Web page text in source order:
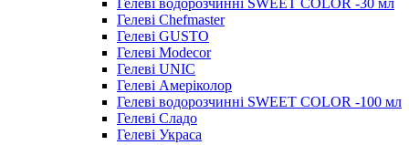
Гелеві водорозчинні SWEET COLOR -30 мл
Гелеві Chefmaster
Гелеві GUSTO
Гелеві Modecor
Гелеві UNIC
Гелеві Амеріколор
Гелеві водорозчинні SWEET COLOR -100 мл
Гелеві Сладо
Гелеві Украса